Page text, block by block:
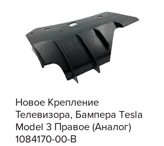
Новое Крепление
Телевизора, Бампера Tesla
Model 3 Правое (Аналог)
1084170-00-В